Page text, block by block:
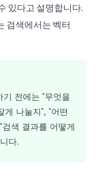
있다고 설명합니다.
검색에서는 벡터
전에는 "무엇을
게 나눌지", "어떤
색 결과를 어떻게
다.